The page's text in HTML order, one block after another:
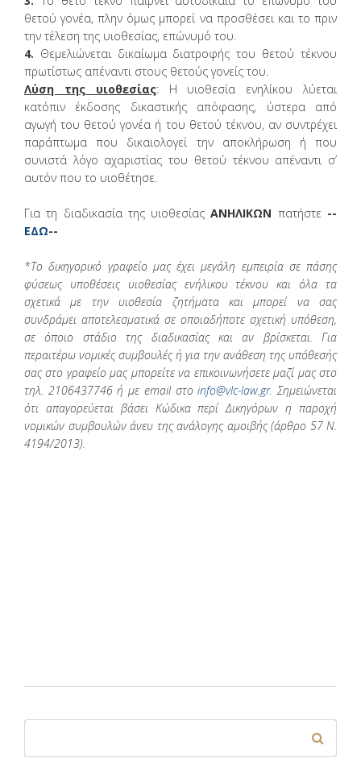
θετού γονέα, πλην όμως μπορεί να προσθέσει και το πριν
την τέλεση της υιοθεσίας, επώνυμό του.
4. Θεμελιώνεται δικαίωμα διατροφής του θετού τέκνου
πρωτίστως απέναντι στους θετούς γονείς του.
Λύση της υιοθεσίας: H υιοθεσία ενηλίκου λύεται
κατόπιν έκδοσης δικαστικής απόφασης, ύστερα από
αγωγή του θετού γονέα ή του θετού τέκνου, αν συντρέχει
παράπτωμα που δικαιολογεί την αποκλήρωση ή που
συνιστά λόγο αχαριστίας του θετού τέκνου απέναντι σ’
αυτόν που το υιοθέτησε.
Για τη διαδικασία της υιοθεσίαςΑΝΗΛΙΚΩΝ πατήστε --
ΕΔΩ--
*Τοδικηγορικό γραφείο μας έχει μεγάλη εμπειρία σε πάσης
φύσεως υποθέσεις υιοθεσίας ενήλικου τέκνου και όλα τα
σχετικά με την υιοθεσία ζητήματα και μπορεί να σας
συνδράμει αποτελεσματικά σε οποιαδήποτε σχετική υπόθεση,
σε όποιο στάδιο της διαδικασίας και αν βρίσκεται. Για
περαιτέρω νομικές συμβουλές ή για την ανάθεση της υπόθεσής
σας στο γραφείο μας μπορείτε να επικοινωνήσετε μαζί μας στο
τηλ. 2106437746ή με email στοinfo@vlc-law.gr. Σημειώνεται
ότι απαγορεύεται βάσει Κώδικα περί Δικηγόρων η παροχή
νομικών συμβουλών άνευ της ανάλογης αμοιβής (άρθρο 57 Ν.
4194/2013).